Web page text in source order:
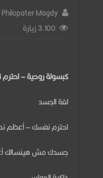
Philopater Magdy
3,100 زيارة
كبسولة روحية – احترم
لغة الجسد
احترم نفسك – أعظم
جسدك مش هينسالك